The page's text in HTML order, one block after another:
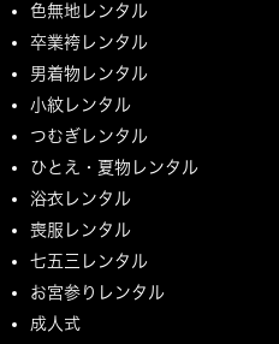
色無地レンタル
卒業袴レンタル
男着物レンタル
小紋レンタル
つむぎレンタル
ひとえ・夏物レンタル
浴衣レンタル
喪服レンタル
七五三レンタル
お宮参りレンタル
成人式